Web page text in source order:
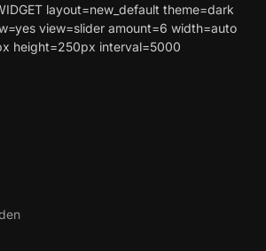
layout=new_default theme=dark
view=slider amount=6 width=auto
height=250px interval=5000